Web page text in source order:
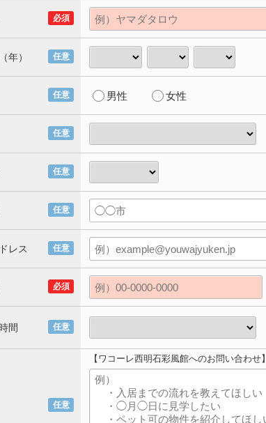
必須
任意
年）
任意 男性 女性
任意
任意
任意
任意
レス
必須
任意
間
任意
【ワコーレ西明石彩風館へのお問い合わせ】